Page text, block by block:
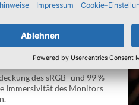
des sRGB- und 99 %
Immersivität des Monitors